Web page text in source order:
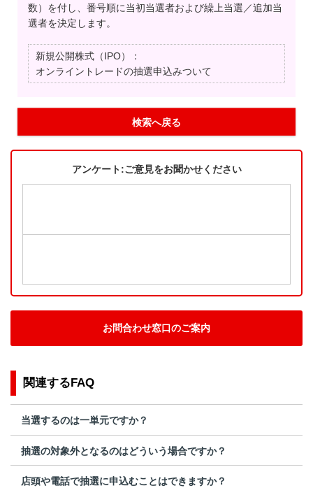
数）を付し、番号順に当初当選者および繰上当選／追加当
選者を決定します。
新規公開株式（IPO）：
オンライントレードの抽選申込みついて
検索へ戻る
アンケート:ご意見をお聞かせください
お問合わせ窓口のご案内
関連するFAQ
当選するのは一単元ですか？
抽選の対象外となるのはどういう場合ですか？
店頭や電話で抽選に申込むことはできますか？